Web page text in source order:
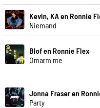
Kevin, KA en Ronnie
Niemand
Blof en Ronnie Flex
Omarm me
Jonna Fraser en
Party